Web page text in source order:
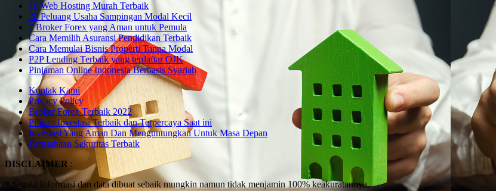
10 Web Hosting Murah Terbaik
20 Peluang Usaha Sampingan Modal Kecil
7 Broker Forex yang Aman untuk Pemula
Cara Memilih Asuransi Pendidikan Terbaik
Cara Memulai Bisnis Properti Tanpa Modal
P2P Lending Terbaik yang terdaftar OJK
Pinjaman Online Indonesia Berbasis Syariah
Kontak Kami
Privacy Policy
Broker Forex Terbaik 2022
Pilihan Investasi Terbaik dan Terpercaya Saat ini
Investasi Yang Aman Dan Menguntungkan Untuk Masa Depan
Perusahaan Sekuritas Terbaik
DISCLAIMER :
* Segala Informasi dan data dibuat sebaik mungkin namun tidak menjamin 100% keakuratannya.